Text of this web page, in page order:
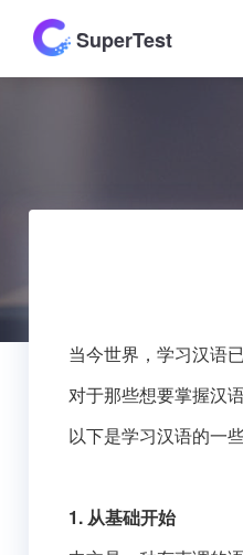
SuperTest
当今世界，学习汉语
对于那些想要掌握汉
以下是学习汉语的一
1. 从基础开始